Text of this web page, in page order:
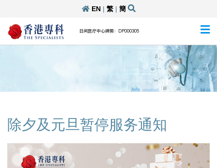
EN| 繁| 簡
日间医疗中心牌照：DP000305
除夕及元旦暂停服务通知